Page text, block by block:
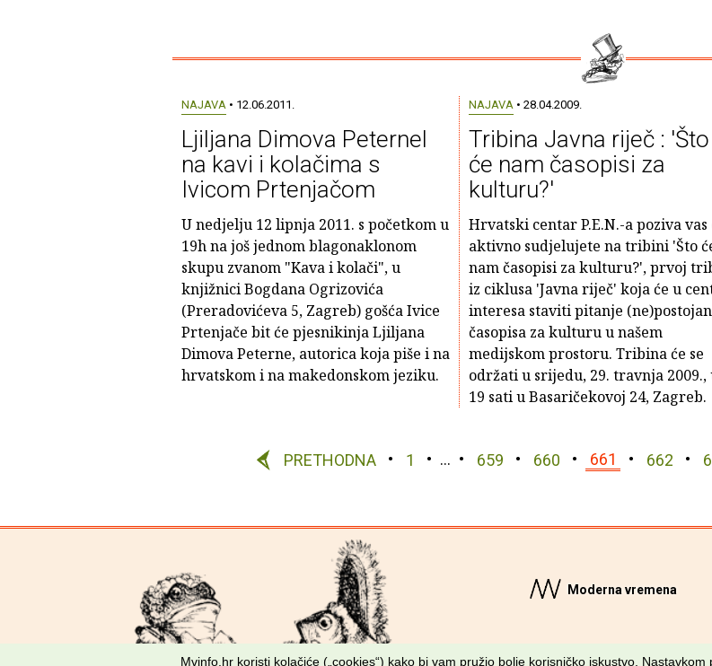
NAJAVA• 12.06.2011.
Ljiljana Dimova Peternel
na kavi i kolačima s
Ivicom Prtenjačom
U nedjelju 12 lipnja 2011. s početkom u
19h na još jednom blagonaklonom
skupu zvanom "Kava i kolači", u
knjižnici Bogdana Ogrizovića
(Preradovićeva 5, Zagreb) gošća Ivice
Prtenjače bit će pjesnikinja Ljiljana
Dimova Peterne, autorica koja piše i na
hrvatskom i na makedonskom jeziku.
NAJAVA• 28.04.2009.
Tribina Javna riječ : 'Što
će nam časopisi za
kulturu?'
Hrvatski centar P.E.N.-a poziva vas
aktivno sudjelujete na tribini 'Što
nam časopisi za kulturu?', prvoj
iz ciklusa 'Javna riječ' koja će u
interesa staviti pitanje
časopisa za kulturu u našem
medijskom prostoru. Tribina će se
održati u srijedu, 29. travnja 2009.,
19 sati u Basaričekovoj 24, Zagreb.
PRETHODNA 1 … 659 660 661 662
Moderna vremena
Sva prava pridržana © MV Info d.o.o. 2026. •
Mvinfo.hr koristi kolačiće („cookies“) kako bi vam pružio bolje korisničko iskustvo.